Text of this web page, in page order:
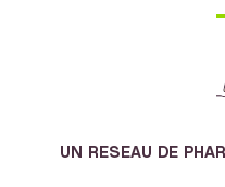
UN RESEAU DE